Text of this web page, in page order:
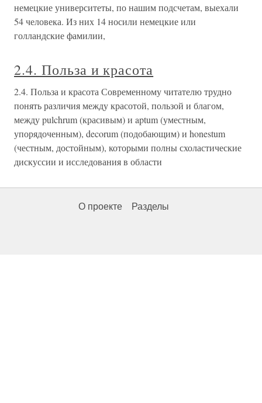
немецкие университеты, по нашим подсчетам, выехали
54 человека. Из них 14 носили немецкие или
голландские фамилии,
2.4. Польза и красота
2.4. Польза и красота Современному читателю трудно
понять различия между красотой, пользой и благом,
между pulchrum (красивым) и aptum (уместным,
упорядоченным), decorum (подобающим) и honestum
(честным, достойным), которыми полны схоластические
дискуссии и исследования в области
О проекте Разделы